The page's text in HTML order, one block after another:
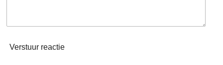
Verstuur reactie